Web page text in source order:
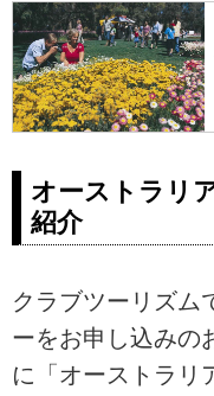
オーストラリ
紹介
クラブツーリズム
ーをお申し込みの
に「オーストラリ